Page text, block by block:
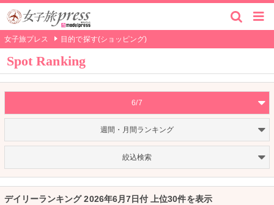
女子旅プレス 目的で探す(ショッピング)
Spot Ranking
6/7
週間・月間ランキング
絞込検索
デイリーランキング 2026年6月7日付 上位30件を表示